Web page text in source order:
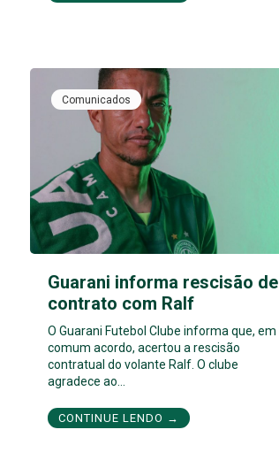
Comunicados
Guarani informa rescisão de
contrato com Ralf
O Guarani Futebol Clube informa que, em
comum acordo, acertou a rescisão
contratual do volante Ralf. O clube
agradece ao…
CONTINUE LENDO →